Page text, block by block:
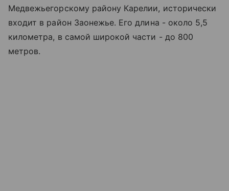
Медвежьегорскому району Карелии, исторически
входит в район Заонежье. Его длина - около 5,5
километра, в самой широкой части - до 800
метров.